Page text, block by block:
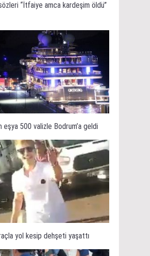
“İtfaiye amca kardeşim öldü”
eşya 500 valizle Bodrum’a geldi
yol kesip dehşeti yaşattı